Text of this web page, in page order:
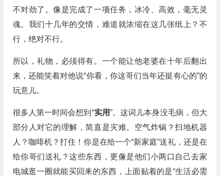
不对劲了。像是完成了一项任务，冰冷、高效，毫无灵
魂。我们十几年的交情，难道就浓缩在这几张纸上？不
行，绝对不行。
所以，礼物，必须得有。一个能让他老婆在十年后翻出
来，还能笑着对他说“你看，你这哥们当年还挺有心的”的
玩意儿。
很多人第一时间会想到“实用”。这词儿本身没毛病，但大
部分人对它的理解，简直是灾难。空气炸锅？扫地机器
人？咖啡机？打住！你是在给一个“新家庭”送礼，还是在
给你哥们送礼？这些东西，更像是他们小两口自己去家
电城逛一圈就能买回来的东西，上面贴着的是“生活必需